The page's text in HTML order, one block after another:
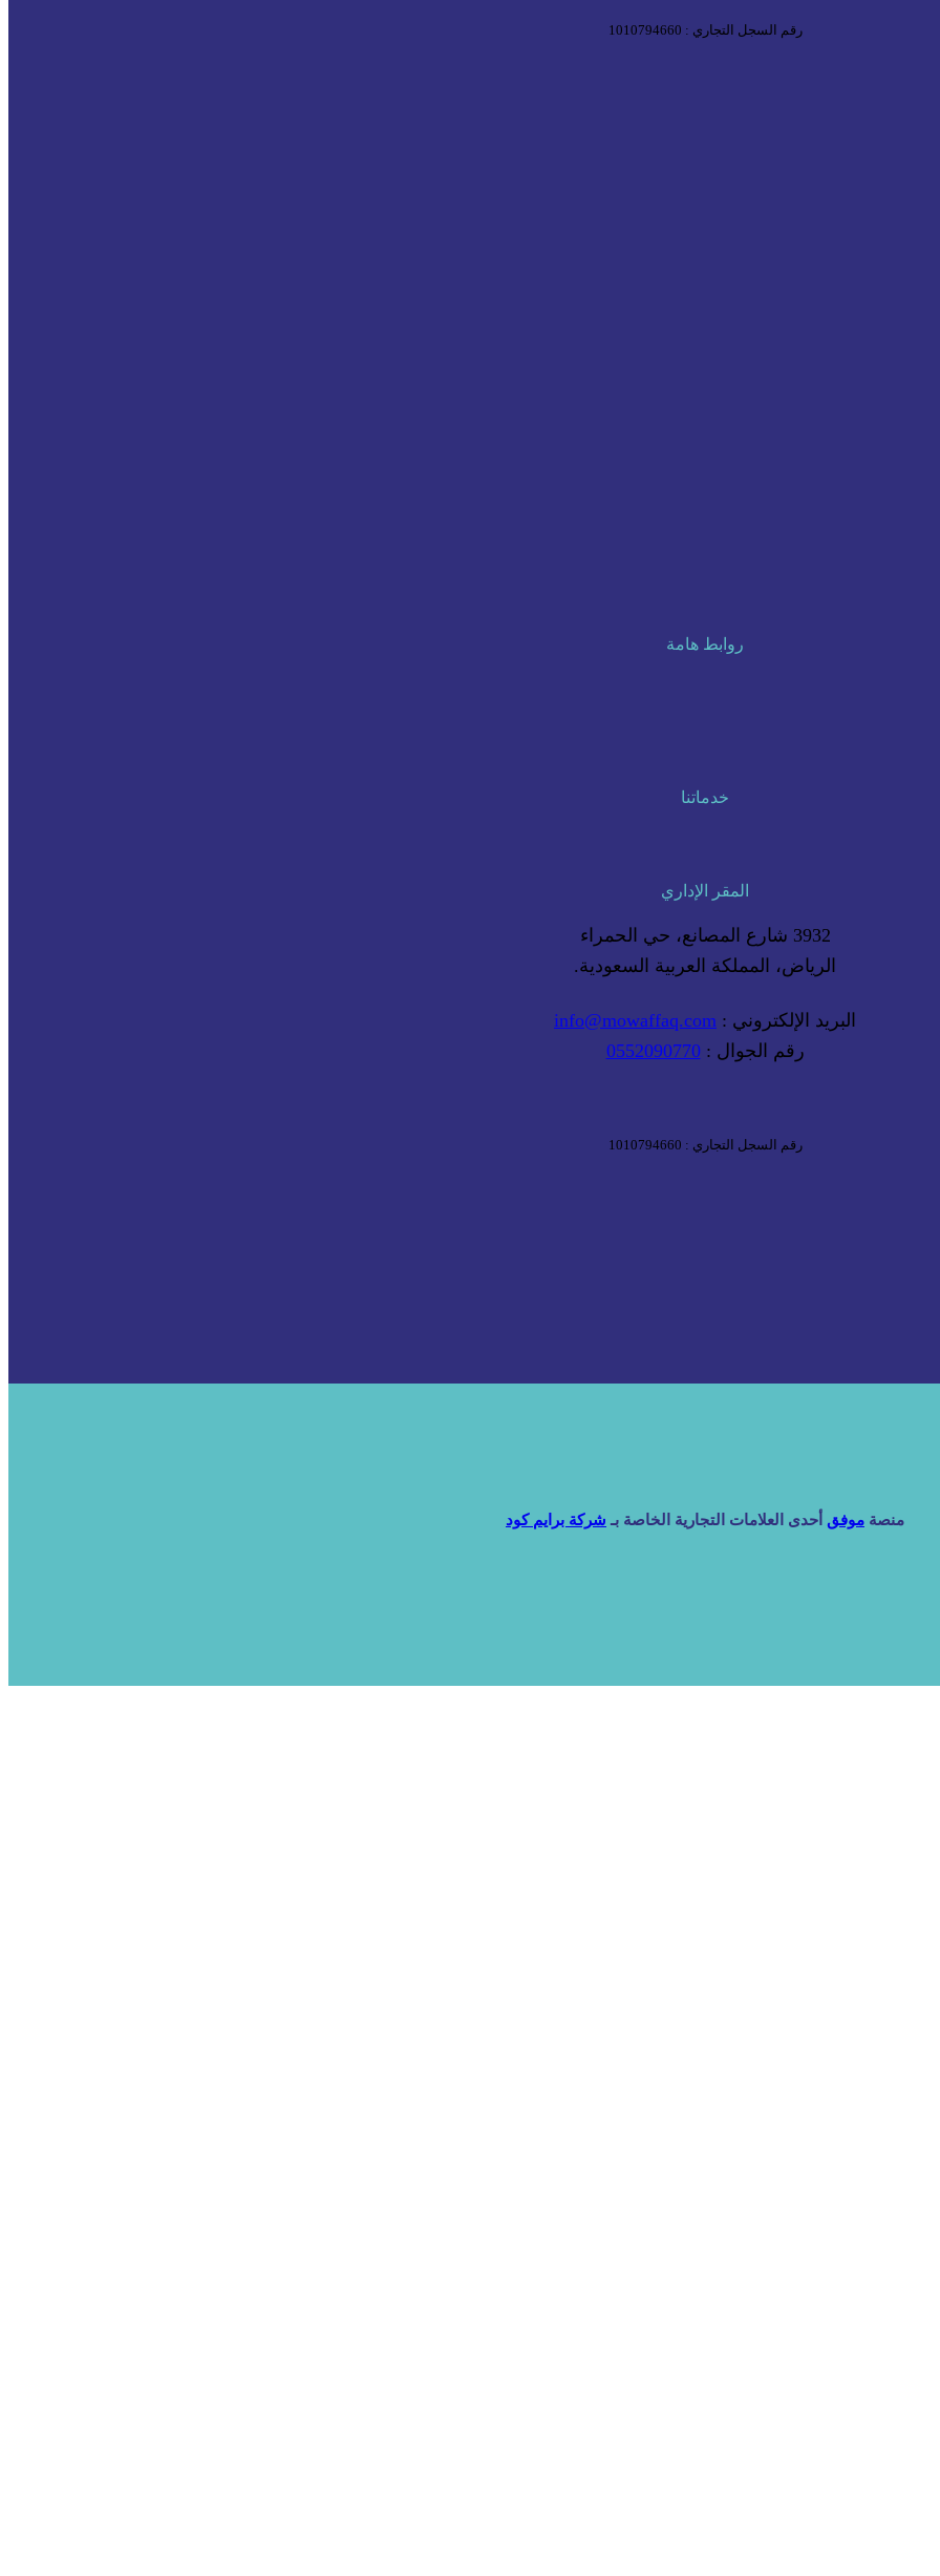
رقم السجل التجاري : 1010794660
روابط هامة
خدماتنا
المقر الإداري
3932 شارع المصانع، حي الحمراء
الرياض، المملكة العربية السعودية.
البريد الإلكتروني : info@mowaffaq.com
رقم الجوال :0552090770
رقم السجل التجاري : 1010794660
منصة موفق أحدى العلامات التجارية الخاصة بـ شركة برايم كود